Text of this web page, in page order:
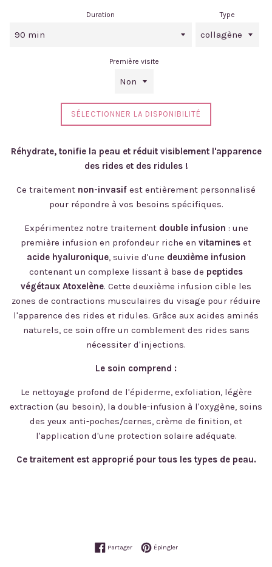
Duration Type
Première visite
SÉLECTIONNER LA DISPONIBILITÉ
Réhydrate, tonifie la peau et réduit visiblement l'apparence
des rides et des ridules !
Ce traitement non-invasif est entièrement personnalisé
pour répondre à vos besoins spécifiques.
Expérimentez notre traitement double infusion : une
première infusion en profondeur riche en vitamines et
acide hyaluronique, suivie d'une deuxième infusion
contenant un complexe lissant à base de peptides
végétaux Atoxelène. Cette deuxième infusion cible les
zones de contractions musculaires du visage pour réduire
l'apparence des rides et ridules. Grâce aux acides aminés
naturels, ce soin offre un comblement des rides sans
nécessiter d'injections.
Le soin comprend :
Le nettoyage profond de l'épiderme, exfoliation, légère
extraction (au besoin), la double-infusion à l'oxygène, soins
des yeux anti-poches/cernes, crème de finition, et
l'application d'une protection solaire adéquate.
Ce traitement est approprié pour tous les types de peau.
PartagerPartager sur Facebook
ÉpinglerÉpingler sur Pinterest